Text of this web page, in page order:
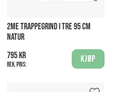
2ME TRAPPEGRIND I TRE 95 CM
NATUR
795 kr
Rek. pris:
Kjøp